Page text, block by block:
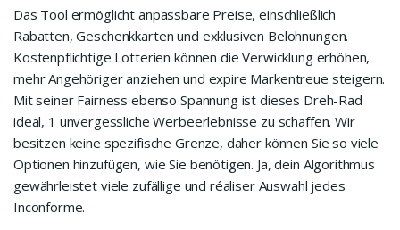
Das Tool ermöglicht anpassbare Preise, einschließlich
Rabatten, Geschenkkarten und exklusiven Belohnungen.
Kostenpflichtige Lotterien können die Verwicklung erhöhen,
mehr Angehöriger anziehen und expire Markentreue steigern.
Mit seiner Fairness ebenso Spannung ist dieses Dreh-Rad
ideal, 1 unvergessliche Werbeerlebnisse zu schaffen. Wir
besitzen keine spezifische Grenze, daher können Sie so viele
Optionen hinzufügen, wie Sie benötigen. Ja, dein Algorithmus
gewährleistet viele zufällige und réaliser Auswahl jedes
Inconforme.